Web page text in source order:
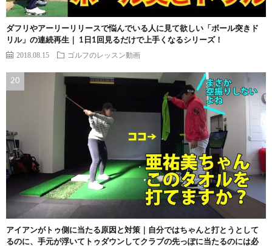
ダフリやアーリーリリースで悩んでいる人に見て欲しい「ボール突きド
リル」の連続再生｜ 1日1回見るだけで上手くなるシリーズ！
2018.08.15 ゴルフのレッスン動画
アイアンがトゥ側に当たる原因と対策｜自分ではちゃんと打とうとして
るのに、手元が浮いてトゥダウンしてクラブの先っぽに当たるのには必